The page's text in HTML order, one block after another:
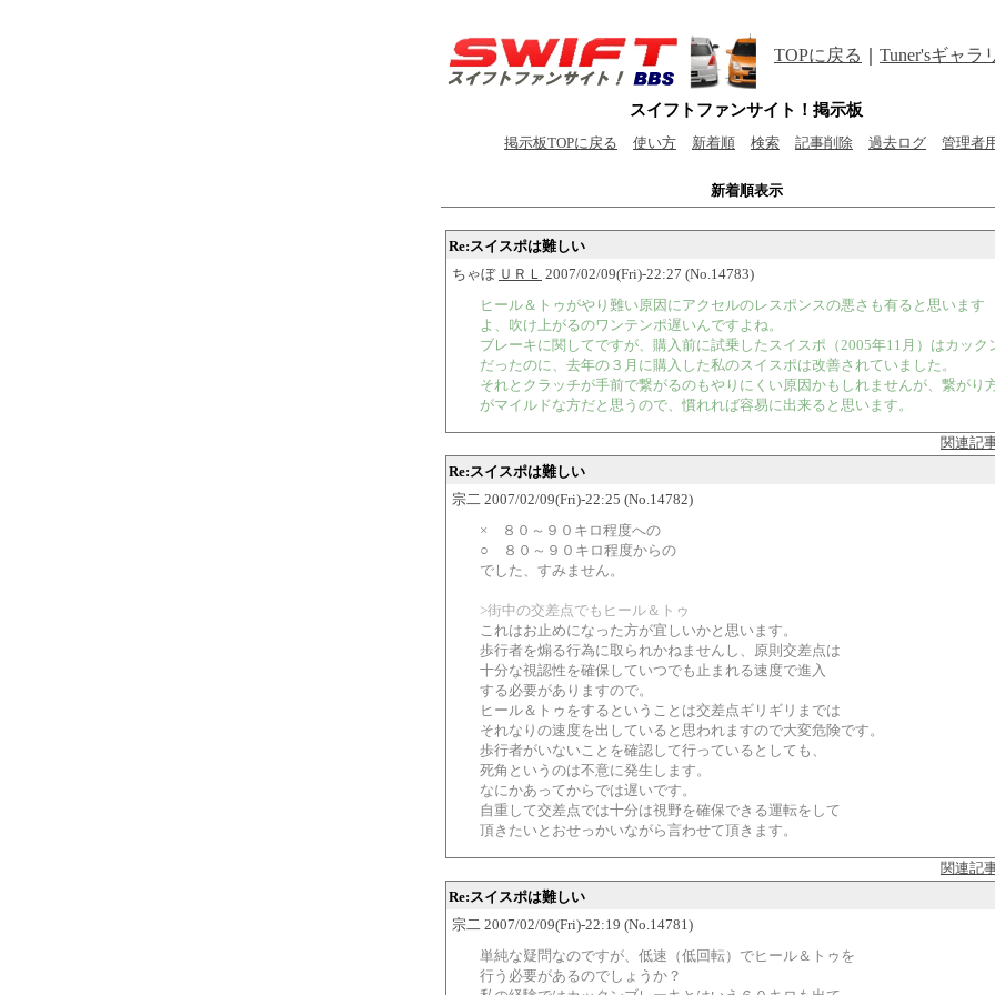
TOPに戻る Tuner'sギャラ
スイフトファンサイト！掲示板
掲示板TOPに戻る 使い方 新着順 検索 記事削除 過去ログ 管理者
新着順表示
Re:スイスポは難しい
ちゃぼ ＵＲＬ 2007/02/09(Fri)-22:27 (No.14783)
ヒール＆トゥがやり難い原因にアクセルのレスポンスの悪さも有ると思います
よ、吹け上がるのワンテンポ遅いんですよね。
ブレーキに関してですが、購入前に試乗したスイスポ（2005年11月）はカック
だったのに、去年の３月に購入した私のスイスポは改善されていました。
それとクラッチが手前で繋がるのもやりにくい原因かもしれませんが、繋がり
がマイルドな方だと思うので、慣れれば容易に出来ると思います。
関連記
Re:スイスポは難しい
宗二 2007/02/09(Fri)-22:25 (No.14782)
× ８０～９０キロ程度への
○ ８０～９０キロ程度からの
でした、すみません。
>街中の交差点でもヒール＆トゥ
これはお止めになった方が宜しいかと思います。
歩行者を煽る行為に取られかねませんし、原則交差点は
十分な視認性を確保していつでも止まれる速度で進入
する必要がありますので。
ヒール＆トゥをするということは交差点ギリギリまでは
それなりの速度を出していると思われますので大変危険です。
歩行者がいないことを確認して行っているとしても、
死角というのは不意に発生します。
なにかあってからでは遅いです。
自重して交差点では十分は視野を確保できる運転をして
頂きたいとおせっかいながら言わせて頂きます。
関連記
Re:スイスポは難しい
宗二 2007/02/09(Fri)-22:19 (No.14781)
単純な疑問なのですが、低速（低回転）でヒール＆トゥを
行う必要があるのでしょうか？